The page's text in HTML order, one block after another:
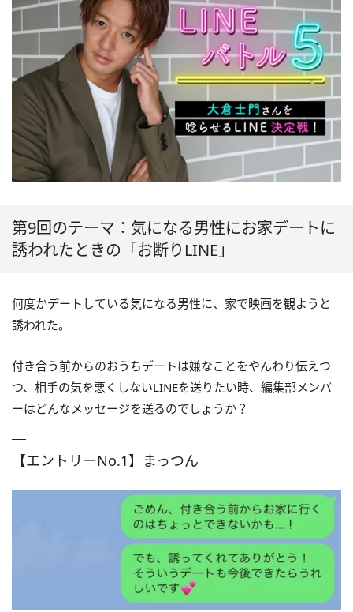
第9回のテーマ：気になる男性にお家デートに
誘われたときの「お断りLINE」
何度かデートしている気になる男性に、家で映画を観ようと
誘われた。
付き合う前からのおうちデートは嫌なことをやんわり伝えつ
つ、相手の気を悪くしないLINEを送りたい時、編集部メンバ
ーはどんなメッセージを送るのでしょうか？
【エントリーNo.1】まっつん